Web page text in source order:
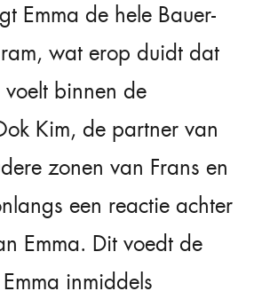
Emma de hele Bauer-
wat erop duidt dat
binnen de
Kim, de partner van
zonen van Frans en
een reactie achter
Emma. Dit voedt de
inmiddels